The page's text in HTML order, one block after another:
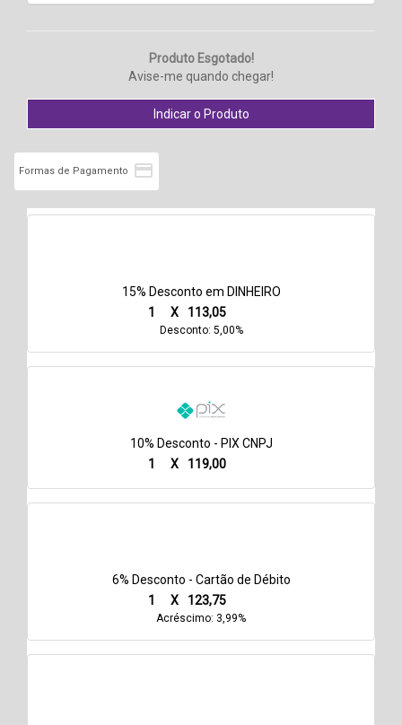
Produto Esgotado!
Avise-me quando chegar!
Formas de Pagamento 
15% Desconto em DINHEIRO
1
X 113,05
Desconto: 5,00%
10% Desconto - PIX CNPJ
1
X 119,00
6% Desconto - Cartão de Débito
1
X 123,75
Acréscimo: 3,99%